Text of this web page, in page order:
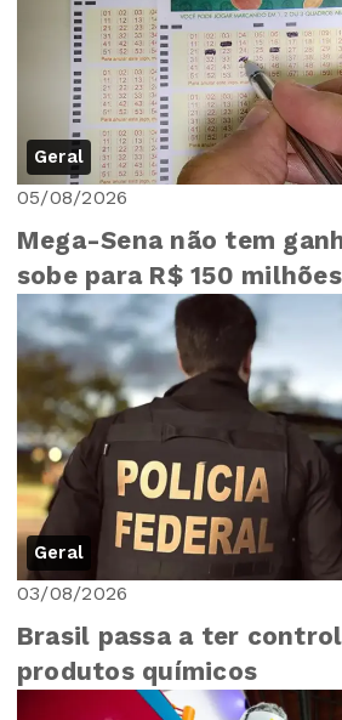
Geral
05/08/2026
Mega-Sena não tem
sobe para R$ 150 milhões
Geral
03/08/2026
Brasil passa a ter
produtos químicos